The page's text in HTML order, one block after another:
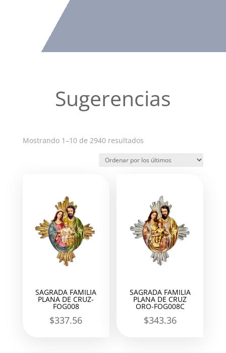
Sugerencias
Mostrando 1–10 de 2940 resultadosOrdenado
los
SAGRADA FAMILIA
PLANA DE CRUZ-
FOG008
$337.56
SAGRADA FAMILIA
PLANA DE CRUZ
ORO-FOG008C
$343.36